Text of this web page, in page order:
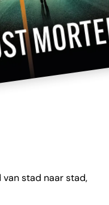
stad naar stad,